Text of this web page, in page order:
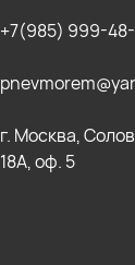
+7(985) 999-
г. Москва,
18А, оф. 5